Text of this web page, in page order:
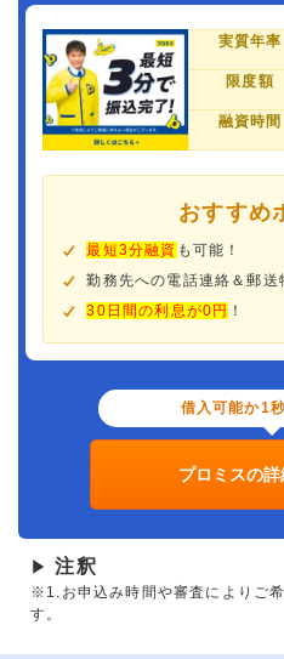
実質年率
限度額
融資時間
おすすめ
最短3分融資 も可能！
勤務先への電話連絡＆郵送
30日間の利息が0円 ！
借入可能か1
プロミスの
▶ 注釈
※1.お申込み時間や審査によりご
す。